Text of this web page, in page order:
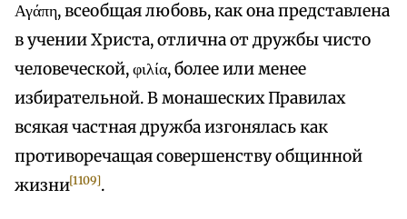
Αγάπη, всеобщая любовь, как она представлена
в учении Христа, отлична от дружбы чисто
человеческой, φιλία, более или менее
избирательной. В монашеских Правилах
всякая частная дружба изгонялась как
противоречащая совершенству общинной
жизни[1109].